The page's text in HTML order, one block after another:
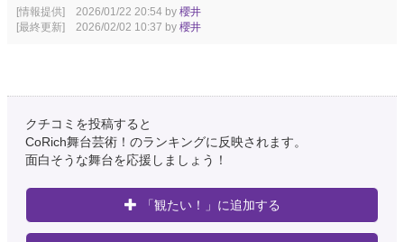
[情報提供] 2026/01/22 20:54 by 櫻井
[最終更新] 2026/02/02 10:37 by 櫻井
クチコミを投稿すると
CoRich舞台芸術！のランキングに反映されます。
面白そうな舞台を応援しましょう！
「観たい！」に追加する